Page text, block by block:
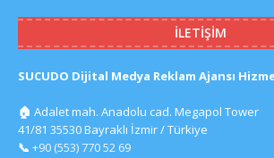
İLETIŞIM
SUCUDO Dijital Medya Reklam Ajansı
🏠 Adalet mah. Anadolu cad. Megapol Tower
41/81 35530 Bayraklı İzmir / Türkiye
📞 +90 (553) 770 52 69